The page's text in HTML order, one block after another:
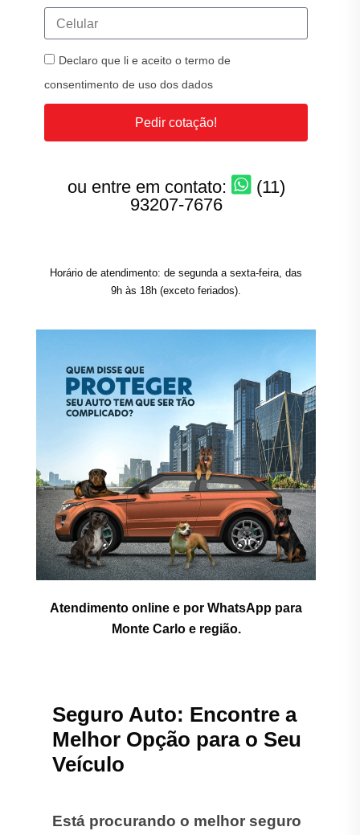
Declaro que li e aceito o termo de
consentimento de uso dos dados
Pedir cotação!
ou entre em contato:
(11)
93207-7676
Horário de atendimento: de segunda a sexta-feira, das
9h às 18h (exceto feriados).
Atendimento online e por WhatsApp para
Monte Carlo e região.
Seguro Auto: Encontre a
Melhor Opção para o Seu
Veículo
Está procurando o melhor seguro